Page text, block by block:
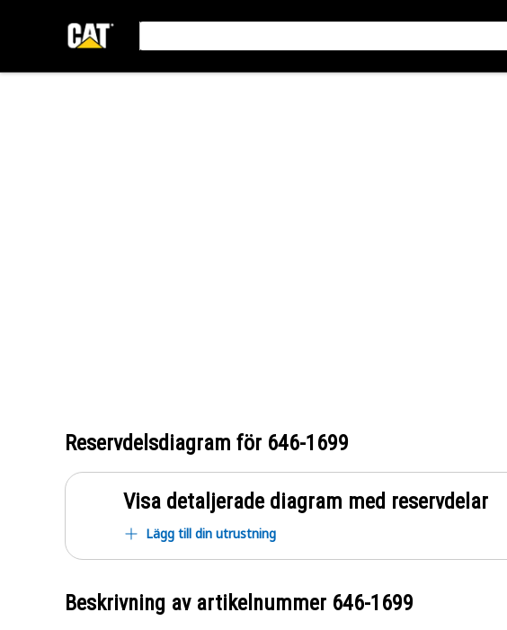
Reservdelsdiagram för 646-1699
Visa detaljerade diagram med reservdelar
Lägg till din utrustning
Beskrivning av artikelnummer 646-1699